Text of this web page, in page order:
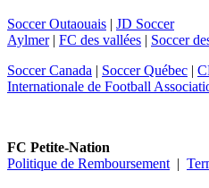
Soccer Outaouais | JD Soccer
Aylmer| FC des vallées | Soccer
Soccer Canada | Soccer Québec |
Internationale de Football
FC Petite-Nation
Politique de Remboursement |